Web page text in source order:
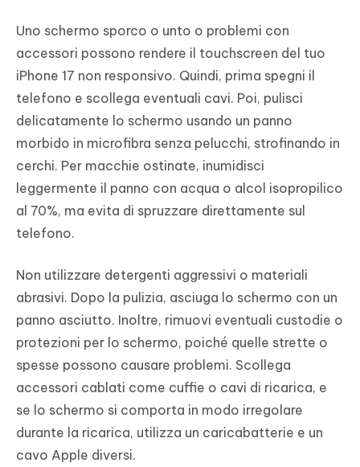
Uno schermo sporco o unto o problemi con
accessori possono rendere il touchscreen del tuo
iPhone 17 non responsivo. Quindi, prima spegni il
telefono e scollega eventuali cavi. Poi, pulisci
delicatamente lo schermo usando un panno
morbido in microfibra senza pelucchi, strofinando in
cerchi. Per macchie ostinate, inumidisci
leggermente il panno con acqua o alcol isopropilico
al 70%, ma evita di spruzzare direttamente sul
telefono.
Non utilizzare detergenti aggressivi o materiali
abrasivi. Dopo la pulizia, asciuga lo schermo con un
panno asciutto. Inoltre, rimuovi eventuali custodie o
protezioni per lo schermo, poiché quelle strette o
spesse possono causare problemi. Scollega
accessori cablati come cuffie o cavi di ricarica, e
se lo schermo si comporta in modo irregolare
durante la ricarica, utilizza un caricabatterie e un
cavo Apple diversi.